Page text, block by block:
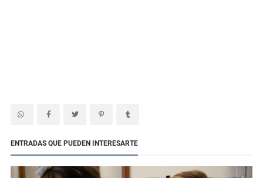
ENTRADAS QUE PUEDEN INTERESARTE